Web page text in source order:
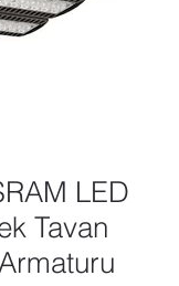
LED
Tavan